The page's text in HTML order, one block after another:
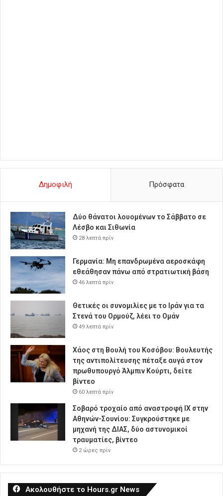
Δημοφιλή Πρόσφατα
Δύο θάνατοι λουομένων το Σάββατο σε
Λέσβο και Σιθωνία
28 λεπτά πρίν
Γερμανία: Μη επανδρωμένα αεροσκάφη
εθεάθησαν πάνω από στρατιωτική βάση
46 λεπτά πρίν
Θετικές οι συνομιλίες με το Ιράν για τα
Στενά του Ορμούζ, λέει το Ομάν
49 λεπτά πρίν
Χάος στη Βουλή του Κοσόβου: Βουλευτής
της αντιπολίτευσης πέταξε αυγά στον
πρωθυπουργό Άλμπιν Κούρτι, δείτε
βίντεο
60 λεπτά πρίν
Σοβαρό τροχαίο από αναστροφή ΙΧ στην
Αθηνών-Σουνίου: Συγκρούστηκε με
μηχανή της ΔΙΑΣ, δύο αστυνομικοί
τραυματίες, βίντεο
2 ώρες πρίν
Ακολουθήστε το Hours.gr News